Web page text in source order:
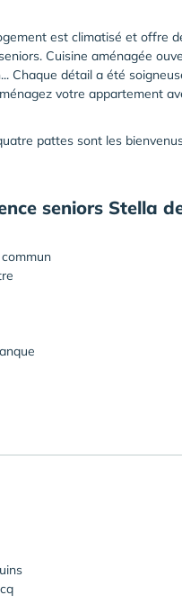
est climatisé et offre
Cuisine aménagée
Chaque détail a été
votre appartement
pattes sont les
seniors Stella